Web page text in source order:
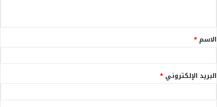
ق
*
الاسم *
البريد الإلكتروني *